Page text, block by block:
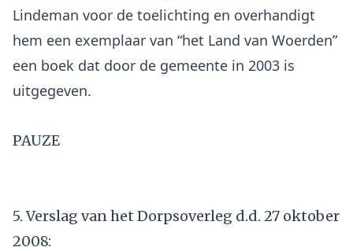
Lindeman voor de toelichting en overhandigt
hem een exemplaar van “het Land van Woerden”
een boek dat door de gemeente in 2003 is
PAUZE
5. Verslag van het Dorpsoverleg d.d. 27 oktober
2008: